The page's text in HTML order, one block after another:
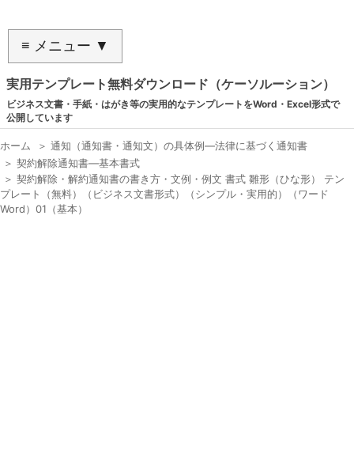
≡ メニュー ▼
実用テンプレート無料ダウンロード（ケーソルーション）
ビジネス文書・手紙・はがき等の実用的なテンプレートをWord・Excel形式で
公開しています
ホーム ＞ 通知（通知書・通知文）の具体例―法律に基づく通知書
＞ 契約解除通知書―基本書式
＞ 契約解除・解約通知書の書き方・文例・例文 書式 雛形（ひな形） テン
プレート（無料）（ビジネス文書形式）（シンプル・実用的）（ワード
Word）01（基本）